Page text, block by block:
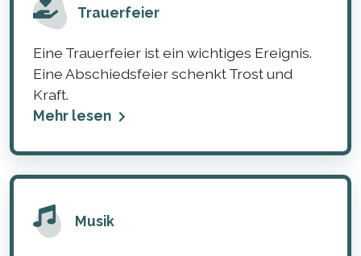
Trauerfeier
Eine Trauerfeier ist ein wichtiges Ereignis.
Eine Abschiedsfeier schenkt Trost und
Kraft.
Mehr lesen
Musik